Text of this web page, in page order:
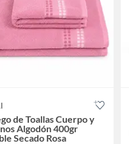
de Toallas Cuerpo y
Algodón 400gr
Secado Rosa